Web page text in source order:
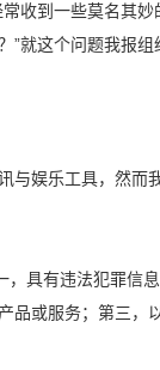
收到一些莫名其
就这个问题我报
与娱乐工具，然而
，具有违法犯罪
品或服务；第三